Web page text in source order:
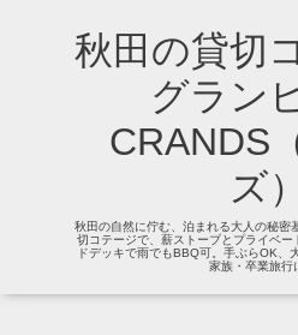
秋田の貸切
グラン
CRANDS
ズ）
秋田の自然に佇む、泊まれる大人の秘密
切コテージで、薪ストーブとプライベ
ドデッキで雨でもBBQ可。手ぶらOK、
家族・卒業旅行